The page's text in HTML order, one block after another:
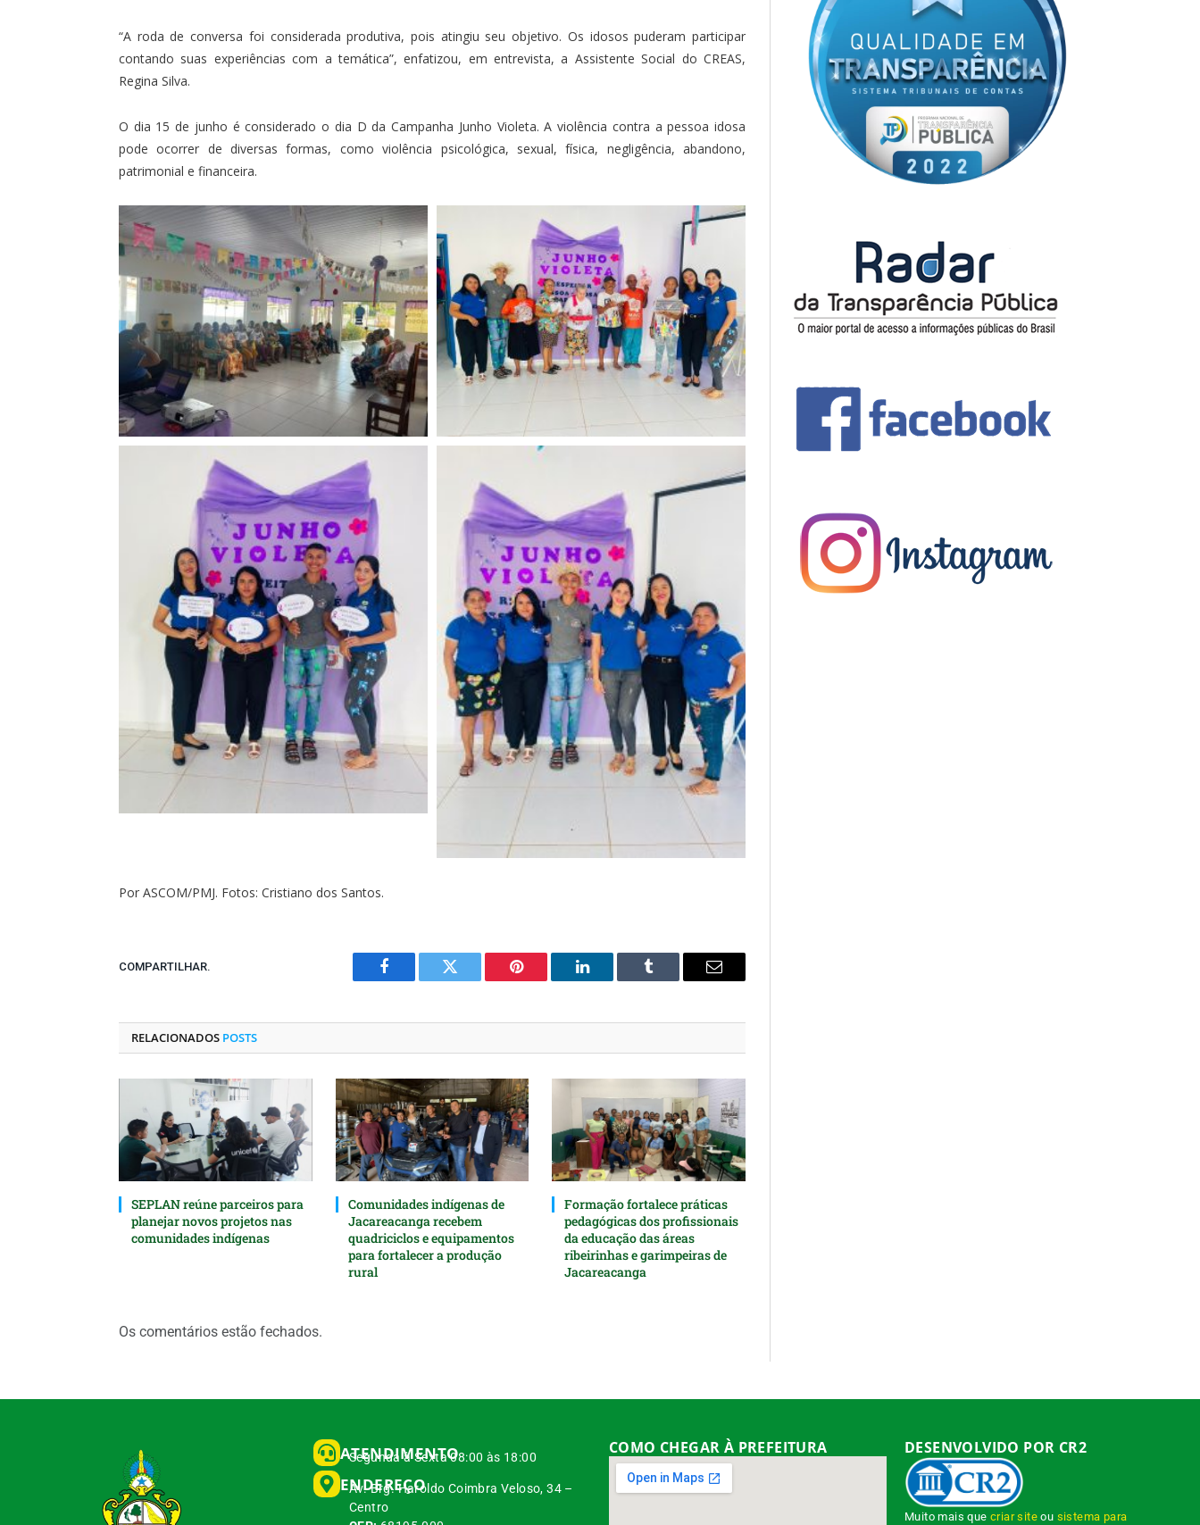
“A roda de conversa foi considerada produtiva, pois atingiu seu objetivo. Os idosos puderam participar
contando suas experiências com a temática”, enfatizou, em entrevista, a Assistente Social do CREAS,
Regina Silva.
O dia 15 de junho é considerado o dia D da Campanha Junho Violeta. A violência contra a pessoa idosa
pode ocorrer de diversas formas, como violência psicológica, sexual, física, negligência, abandono,
patrimonial e financeira.
Por ASCOM/PMJ. Fotos: Cristiano dos Santos.
COMPARTILHAR.
Facebook Twitter Pinterest
O
Tumblr
E-
RELACIONADOS POSTS
SEPLAN reúne parceiros para
planejar novos projetos nas
comunidades indígenas
Comunidades indígenas de
Jacareacanga recebem
quadriciclos e equipamentos
para fortalecer a produção
rural
Formação fortalece práticas
pedagógicas dos profissionais
da educação das áreas
ribeirinhas e garimpeiras de
Jacareacanga
Os comentários estão fechados.
ATENDIMENTO
Segunda à Sexta 08:00 às 18:00
ENDEREÇO
Av. Brg. Haroldo Coimbra Veloso, 34 –
Centro
COMO CHEGAR À PREFEITURA DESENVOLVIDO POR CR2
Muito mais quecriar site ou sistema para